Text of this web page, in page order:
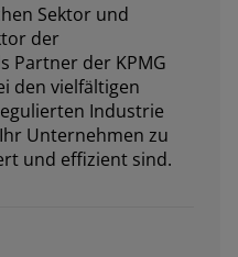
Sektor und
der
Partner der KPMG
den vielfältigen
Industrie
Unternehmen zu
und effizient sind.